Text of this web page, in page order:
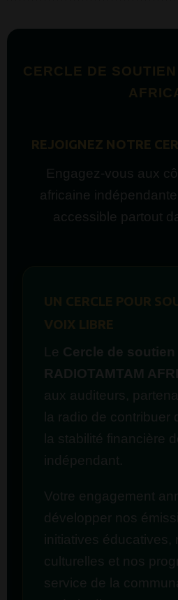
CERCLE DE
REJOIGNEZ NOTRE
Engagez-vous aux
africaine
accessible partout
UN CERCLE POUR
VOIX LIBRE
Le Cercle de soutien
RADIOTAMTAM
aux auditeurs,
la radio de contribuer
la stabilité financière
indépendant.
Votre engagement
développer nos
initiatives éducatives,
culturelles et nos
service de la